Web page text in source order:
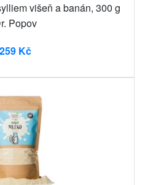
višeň a banán, 300 g
Popov
259 Kč